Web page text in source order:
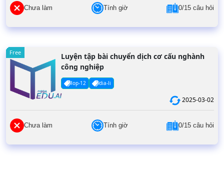
Chưa làm Tính giờ 0/15 câu hỏi
Free
Luyện tập bài chuyển dịch cơ cấu nghành
công nghiệp
lop-12 dia-li
2025-03-02
Chưa làm Tính giờ 0/15 câu hỏi